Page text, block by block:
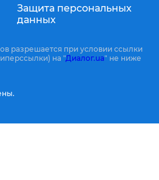
Защита персональных
данных
разрешается при условии ссылки
на "Диалог.ua" не ниже